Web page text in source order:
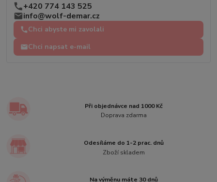
+420 774 143 525
info@wolf-demar.cz
Chci abyste mi zavolali
Chci napsat e-mail
Při objednávce nad 1000 Kč
Doprava zdarma
Odesíláme do 1-2 prac. dnů
Zboží skladem
Na výměnu máte 30 dnů